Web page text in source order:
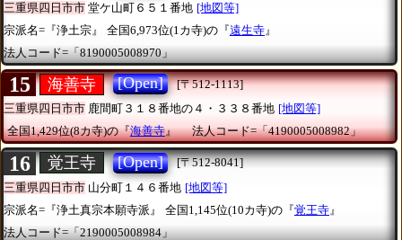
三重県四日市市 堂ケ山町６５１番地 [地図等]
宗派名=『浄土宗』
全国6,973位(1カ寺)の『遠生寺 』
法人コード=「8190005008970」
15 海善寺 [Open]
[〒512-1113]
三重県四日市市 鹿間町３１８番地の４・３３８番地 [地図等]
全国1,429位(8カ寺)の『海善寺』 法人コード=「4190005008982」
16 覚王寺 [Open]
[〒512-8041]
三重県四日市市 山分町１４６番地 [地図等]
宗派名=『浄土真宗本願寺派』
全国1,145位(10カ寺)の『覚王寺 』
法人コード=「2190005008984」